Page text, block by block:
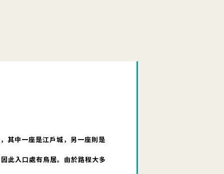
其中一座是江戶城，另一座則是
此入口處有鳥居。由於路程大多